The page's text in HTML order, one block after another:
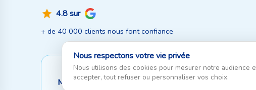
4.8 sur
+ de 40 000 clients nous font confiance
Moyen de paiement
Nous respectons votre vie privée
Nous utilisons des cookies pour mesurer notre audience
accepter, tout refuser ou personnaliser vos choix.